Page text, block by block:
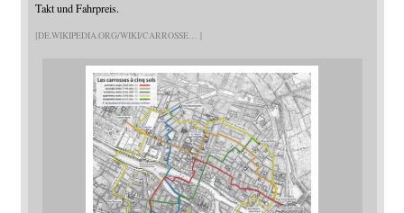
Takt und Fahrpreis.
DE.WIKIPEDIA.ORG/WIKI/CARROSSE